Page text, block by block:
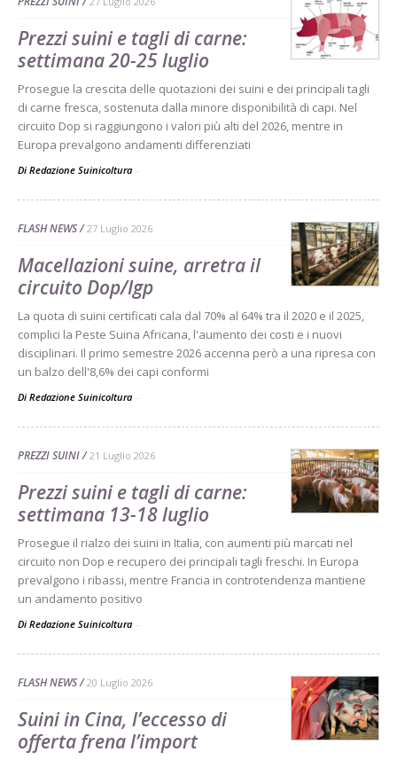
Prezzi suini e tagli di carne:
settimana 20-25 luglio
Prosegue la crescita delle quotazioni dei suini e dei principali tagli
di carne fresca, sostenuta dalla minore disponibilità di capi. Nel
circuito Dop si raggiungono i valori più alti del 2026, mentre in
Europa prevalgono andamenti differenziati
Di Redazione Suinicoltura -
FLASH NEWS 27 Luglio 2026
Macellazioni suine, arretra il
circuito Dop/Igp
La quota di suini certificati cala dal 70% al 64% tra il 2020 e il 2025,
complici la Peste Suina Africana, l'aumento dei costi e i nuovi
disciplinari. Il primo semestre 2026 accenna però a una ripresa con
un balzo dell'8,6% dei capi conformi
Di Redazione Suinicoltura -
PREZZI SUINI 21 Luglio 2026
Prezzi suini e tagli di carne:
settimana 13-18 luglio
Prosegue il rialzo dei suini in Italia, con aumenti più marcati nel
circuito non Dop e recupero dei principali tagli freschi. In Europa
prevalgono i ribassi, mentre Francia in controtendenza mantiene
un andamento positivo
Di Redazione Suinicoltura -
FLASH NEWS 20 Luglio 2026
Suini in Cina, l’eccesso di
offerta frena l’import